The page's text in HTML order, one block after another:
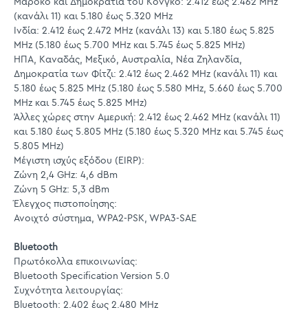
(κανάλι 11) και 5.180 έως 5.320 MHz
Ινδία: 2.412 έως 2.472 MHz (κανάλι 13) και 5.180 έως 5.825
MHz (5.180 έως 5.700 MHz και 5.745 έως 5.825 MHz)
ΗΠΑ, Καναδάς, Μεξικό, Αυστραλία, Νέα Ζηλανδία,
Δημοκρατία των Φίτζι: 2.412 έως 2.462 MHz (κανάλι 11) και
5.180 έως 5.825 MHz (5.180 έως 5.580 MHz, 5.660 έως 5.700
MHz και 5.745 έως 5.825 MHz)
Άλλες χώρες στην Αμερική: 2.412 έως 2.462 MHz (κανάλι 11)
και 5.180 έως 5.805 MHz (5.180 έως 5.320 MHz και 5.745 έως
5.805 MHz)
Μέγιστη ισχύς εξόδου (EIRP):
Ζώνη 2,4 GHz: 4,6 dBm
Ζώνη 5 GHz: 5,3 dBm
Έλεγχος πιστοποίησης:
Ανοιχτό σύστημα, WPA2-PSK, WPA3-SAE
Bluetooth
Πρωτόκολλα επικοινωνίας:
Bluetooth Specification Version 5.0
Συχνότητα λειτουργίας:
Bluetooth: 2.402 έως 2.480 MHz